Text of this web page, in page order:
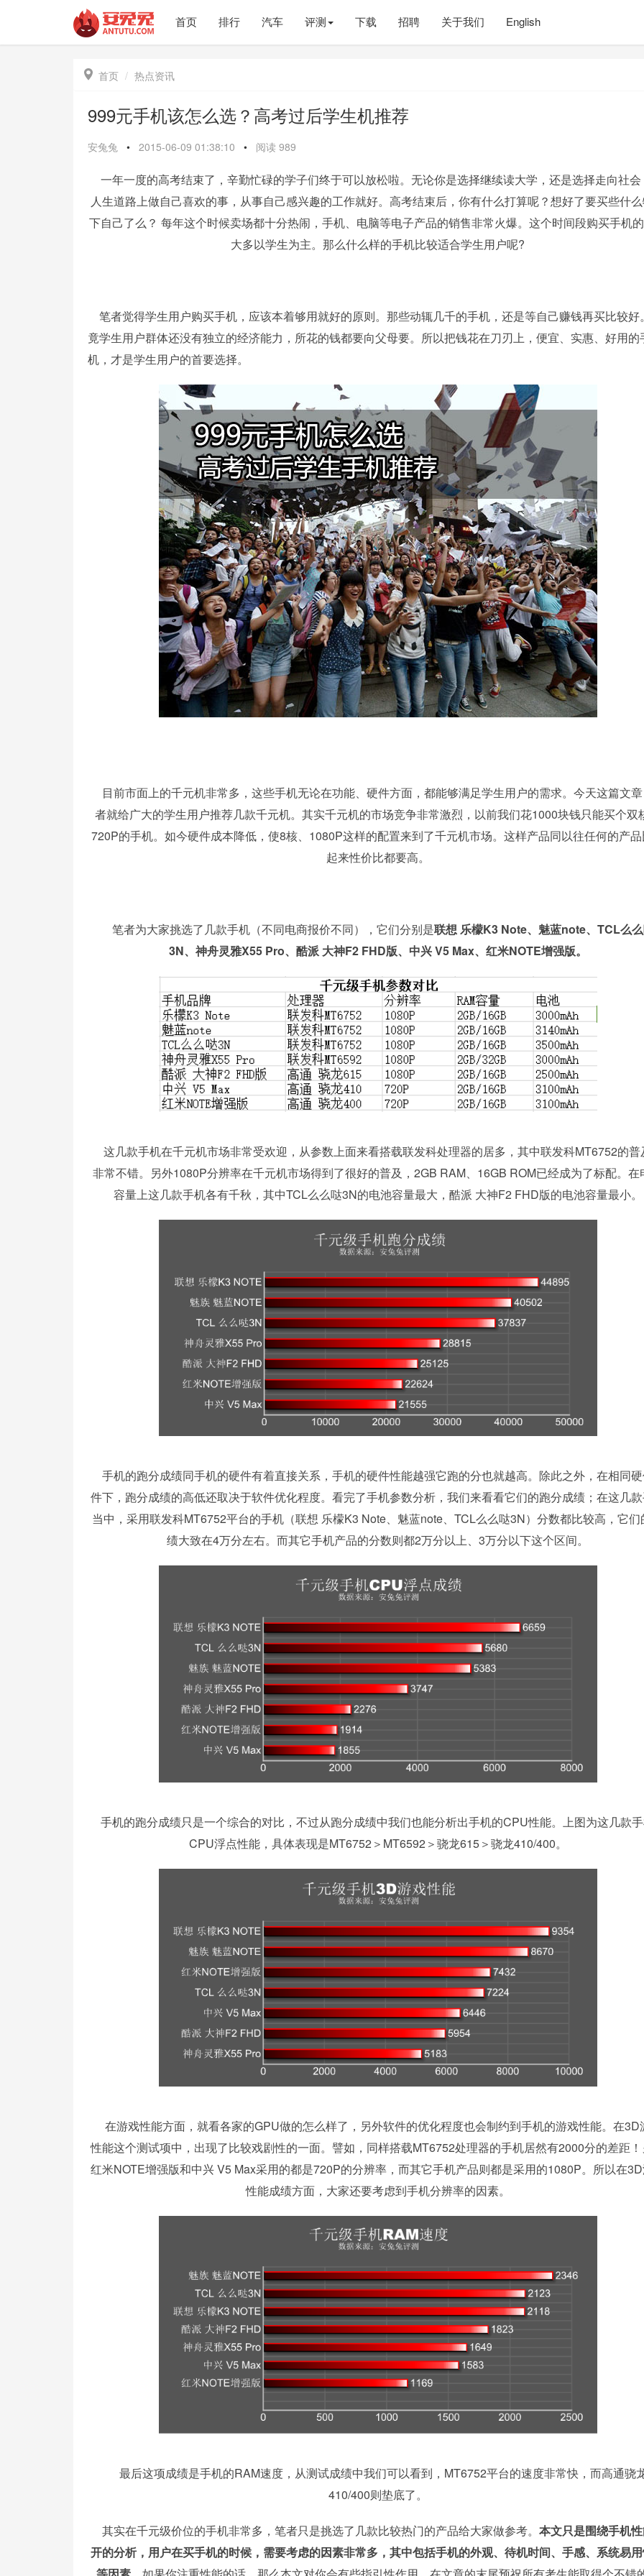
首页 排行 汽车 评测 下载 招聘 关于我们 English
 首页 热点资讯
999元手机该怎么选？高考过后学生机推荐
安兔兔 • 2015-06-09 01:38:10 • 阅读 989
一年一度的高考结束了，辛勤忙碌的学子们终于可以放松啦。无论你是选择继续读大学，还是选择走向社
人生道路上做自己喜欢的事，从事自己感兴趣的工作就好。高考结束后，你有什么打算呢？想好了要买些什
下自己了么？ 每年这个时候卖场都十分热闹，手机、电脑等电子产品的销售非常火爆。这个时间段购买手机
大多以学生为主。那么什么样的手机比较适合学生用户呢?
笔者觉得学生用户购买手机，应该本着够用就好的原则。那些动辄几千的手机，还是等自己赚钱再买比较好
竟学生用户群体还没有独立的经济能力，所花的钱都要向父母要。所以把钱花在刀刃上，便宜、实惠、好用的
机，才是学生用户的首要选择。
目前市面上的千元机非常多，这些手机无论在功能、硬件方面，都能够满足学生用户的需求。今天这篇文
者就给广大的学生用户推荐几款千元机。其实千元机的市场竞争非常激烈，以前我们花1000块钱只能买个双
720P的手机。如今硬件成本降低，使8核、1080P这样的配置来到了千元机市场。这样产品同以往任何的产
起来性价比都要高。
笔者为大家挑选了几款手机（不同电商报价不同），它们分别是联想 乐檬K3 Note、魅蓝note、TCL么
3N、神舟灵雅X55 Pro、酷派 大神F2 FHD版、中兴 V5 Max、红米NOTE增强版。
这几款手机在千元机市场非常受欢迎，从参数上面来看搭载联发科处理器的居多，其中联发科MT6752的普
非常不错。另外1080P分辨率在千元机市场得到了很好的普及，2GB RAM、16GB ROM已经成为了标配。在
容量上这几款手机各有千秋，其中TCL么么哒3N的电池容量最大，酷派 大神F2 FHD版的电池容量最小。
手机的跑分成绩同手机的硬件有着直接关系，手机的硬件性能越强它跑的分也就越高。除此之外，在相同
件下，跑分成绩的高低还取决于软件优化程度。看完了手机参数分析，我们来看看它们的跑分成绩；在这几
当中，采用联发科MT6752平台的手机（联想 乐檬K3 Note、魅蓝note、TCL么么哒3N）分数都比较高，它们
绩大致在4万分左右。而其它手机产品的分数则都2万分以上、3万分以下这个区间。
手机的跑分成绩只是一个综合的对比，不过从跑分成绩中我们也能分析出手机的CPU性能。上图为这几款
CPU浮点性能，具体表现是MT6752＞MT6592＞骁龙615＞骁龙410/400。
在游戏性能方面，就看各家的GPU做的怎么样了，另外软件的优化程度也会制约到手机的游戏性能。在3D
性能这个测试项中，出现了比较戏剧性的一面。譬如，同样搭载MT6752处理器的手机居然有2000分的差距
红米NOTE增强版和中兴 V5 Max采用的都是720P的分辨率，而其它手机产品则都是采用的1080P。所以在
性能成绩方面，大家还要考虑到手机分辨率的因素。
最后这项成绩是手机的RAM速度，从测试成绩中我们可以看到，MT6752平台的速度非常快，而高通骁
410/400则垫底了。
其实在千元级价位的手机非常多，笔者只是挑选了几款比较热门的产品给大家做参考。 本文只是围绕手机
开的分析，用户在买手机的时候，需要考虑的因素非常多，其中包括手机的外观、待机时间、手感、系统易